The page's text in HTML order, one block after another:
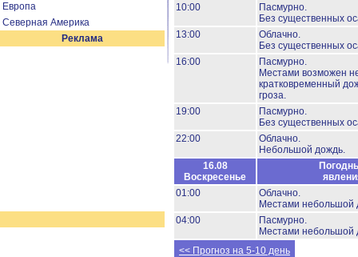
Европа
Северная Америка
Реклама
10:00
Пасмурно.
Без существенных
13:00
Облачно.
Без существенных
16:00
Пасмурно.
Местами возможен
кратковременный
гроза.
19:00
Пасмурно.
Без существенных
22:00
Облачно.
Небольшой дождь.
16.08
Воскресенье
01:00
Облачно.
Местами небольшой
04:00
Пасмурно.
Местами небольшой
<< Прогноз на 5-10 день